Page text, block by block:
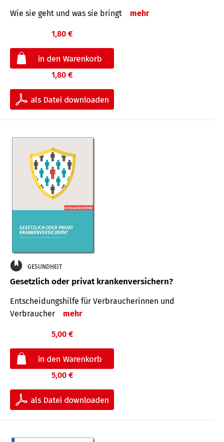
Wie sie geht und was sie bringt mehr
1,80 €
1,80 €
GESUNDHEIT
Gesetzlich oder privat krankenversichern?
Entscheidungshilfe für Verbraucherinnen und
Verbraucher
mehr
5,00 €
5,00 €